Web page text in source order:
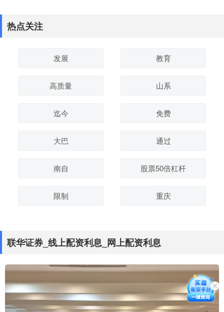
热点关注
发展 教育
高质量 山系
迄今 免费
大巴 通过
南自 股票50倍杠杆
限制 重庆
联华证券_线上配资利息_网上配资利息